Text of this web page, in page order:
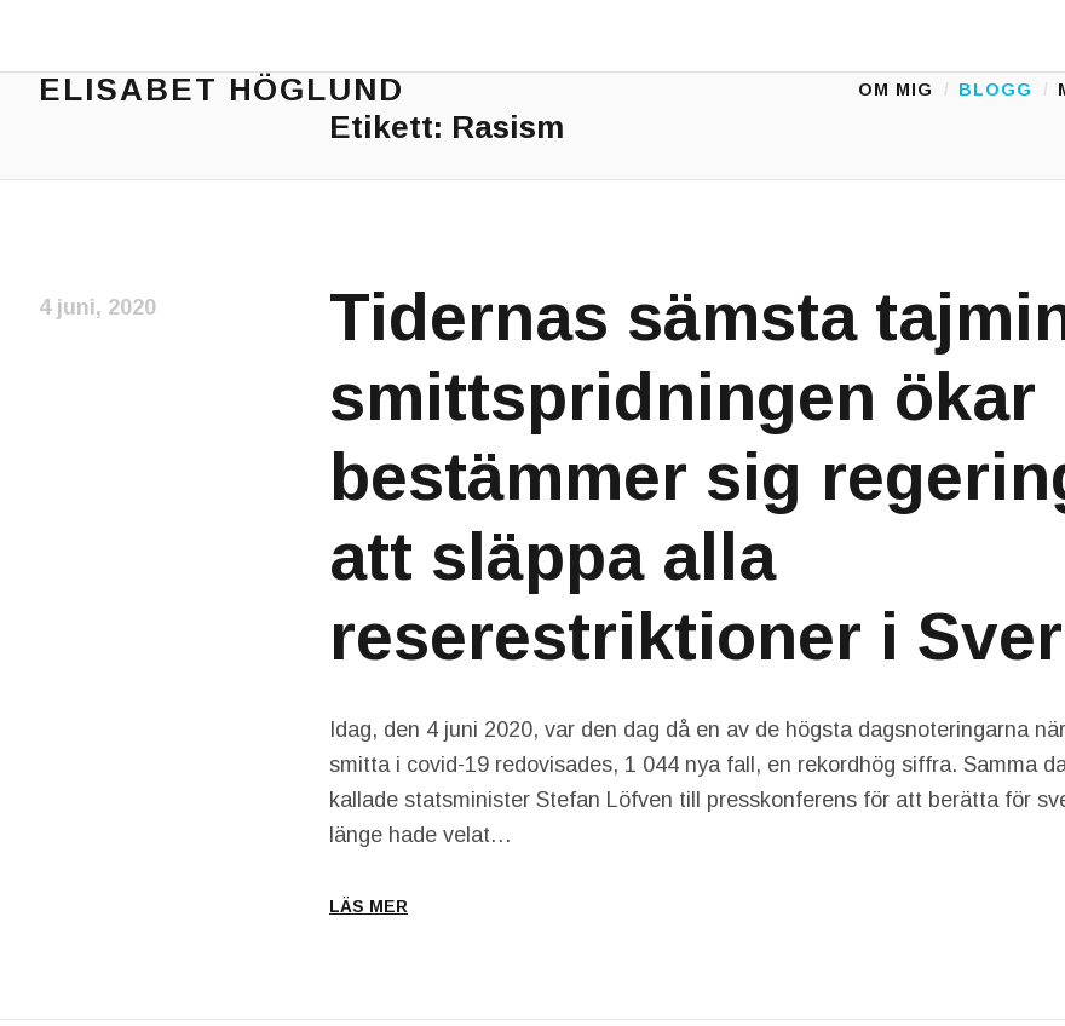
ELISABET HÖGLUND
Journalist, författare och konstnär
Main Menu
OM MIG BLOGG
Etikett: Rasism
Tidernas sämsta
smittspridningen ökar
bestämmer sig
att släppa alla
reserestriktioner i
4 juni, 2020
Idag, den 4 juni 2020, var den dag då en av de högsta dagsnoteringarna
smitta i covid-19 redovisades, 1 044 nya fall, en rekordhög siffra. Samma
kallade statsminister Stefan Löfven till presskonferens för att berätta för
länge hade velat…
LÄS MER